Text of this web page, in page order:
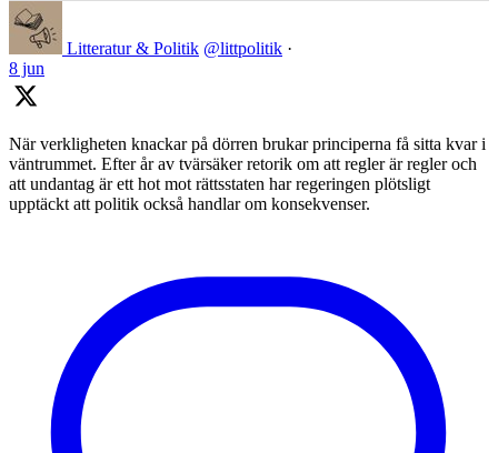
Litteratur & Politik @littpolitik ·
8 jun
När verkligheten knackar på dörren brukar principerna få sitta kvar i
väntrummet. Efter år av tvärsäker retorik om att regler är regler och
att undantag är ett hot mot rättsstaten har regeringen plötsligt
upptäckt att politik också handlar om konsekvenser.